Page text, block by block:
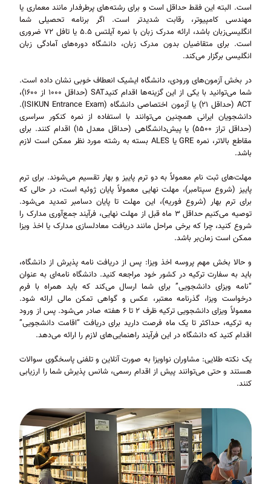
است. البته این فقط حداقل است و برای رشته‌های پرطرفدار مانند معماری یا
مهندسی کامپیوتر، رقابت شدیدتر است. اگر برنامه تحصیلی شما
انگلیسی‌زبان باشد، ارائه مدرک زبان با نمره آیلتس ۵.۵ یا تافل ۷۲ ضروری
است. برای متقاضیان بدون مدرک زبان، دانشگاه دوره‌های آمادگی زبان
انگلیسی برگزار می‌کند.
در بخش آزمون‌های ورودی، دانشگاه ایشیک انعطاف خوبی نشان داده است.
شما می‌توانید با یکی از این گزینه‌ها اقدام کنیدSAT (حداقل ۱۰۰۰ از ۱۶۰۰)،
ACT (حداقل ۲۱) یا آزمون اختصاصی دانشگاه (ISIKUN Entrance Exam).
دانشجویان ایرانی همچنین می‌توانند با استفاده از نمره کنکور سراسری
(حداقل تراز ۵۵۰۰) یا پیش‌دانشگاهی (حداقل معدل ۱۵) اقدام کنند. برای
مقاطع بالاتر، نمره GRE یا ALES بسته به رشته مورد نظر ممکن است لازم
باشد.
مهلت‌های ثبت نام معمولاً به دو ترم پاییز و بهار تقسیم می‌شوند. برای ترم
پاییز (شروع سپتامبر)، مهلت نهایی معمولاً پایان ژوئیه است، در حالی که
برای ترم بهار (شروع فوریه)، این مهلت تا پایان دسامبر تمدید می‌شود.
توصیه می‌کنیم حداقل ۳ ماه قبل از مهلت نهایی، فرآیند جمع‌آوری مدارک را
شروع کنید، چرا که برخی مراحل مانند دریافت معادلسازی مدارک یا اخذ ویزا
ممکن است زمان‌بر باشد.
و حالا بخش مهم پروسه اخذ ویزا: پس از دریافت نامه پذیرش از دانشگاه،
باید به سفارت ترکیه در کشور خود مراجعه کنید. دانشگاه نامه‌ای به عنوان
“نامه ویزای دانشجویی” برای شما ارسال می‌کند که باید همراه با فرم
درخواست ویزا، گذرنامه معتبر، عکس و گواهی تمکن مالی ارائه شود.
معمولاً ویزای دانشجویی ترکیه ظرف ۲ تا ۶ هفته صادر می‌شود. پس از ورود
به ترکیه، حداکثر تا یک ماه فرصت دارید برای دریافت “اقامت دانشجویی”
اقدام کنید که دانشگاه در این فرآیند راهنمایی‌های لازم را ارائه می‌دهد.
یک نکته طلایی: مشاوران نواویزا به صورت آنلاین و تلفنی پاسخگوی سوالات
هستند و حتی می‌توانند پیش از اقدام رسمی، شانس پذیرش شما را ارزیابی
کنند.